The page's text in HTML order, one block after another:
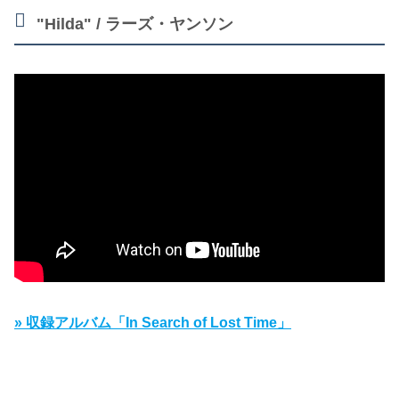
"Hilda" / ラーズ・ヤンソン
» 収録アルバム「In Search of Lost Time」